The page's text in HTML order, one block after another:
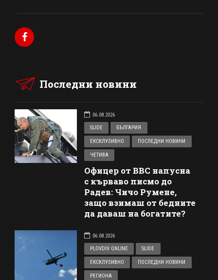
Последни новини
06.08.2026
SLIDE
БЪЛГАРИЯ
ЕКСКЛУЗИВНО ПОСЛЕДНИ НОВИНИ
ЧЕТИВА
Офицер от ВВС напусна
с кърваво писмо до
Радев: Чичо Румене,
защо взимаш от бедните
да даваш на богатите?
06.08.2026
PLOVDIV ONLINE
SLIDE
ЕКСКЛУЗИВНО ПОСЛЕДНИ НОВИНИ
РЕГИОНА